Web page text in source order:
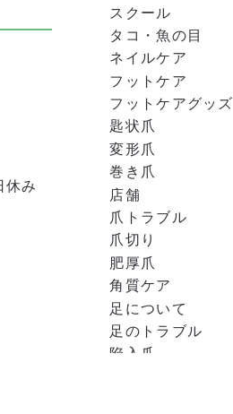
み
スクール
タコ・魚の目
ネイルケア
フットケア
フットケアグッズ
匙状爪
変形爪
巻き爪
店舗
爪トラブル
爪切り
肥厚爪
角質ケア
足について
足のトラブル
陥入爪